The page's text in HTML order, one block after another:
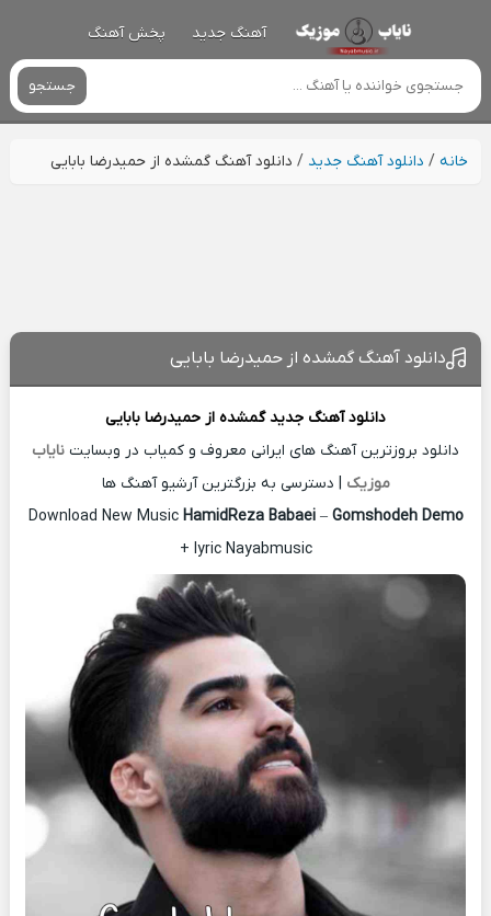
آهنگ جدید پخش آهنگ
جستجو
خانه/ دانلود آهنگ جدید / دانلود آهنگ گمشده از حمیدرضا بابایی
دانلود آهنگ گمشده از حمیدرضا بابایی
دانلود آهنگ جدیدگمشده از حمیدرضا بابایی
دانلود بروزترین آهنگ های ایرانی معروف و کمیاب در وبسایت نایاب
موزیک | دسترسی به بزرگترین آرشیو آهنگ ها
Download New Music HamidReza Babaei– Gomshodeh Demo
+ lyric Nayabmusic